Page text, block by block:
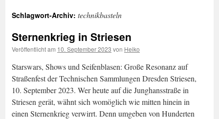
Schlagwort-Archiv: technikbasteln
Sternenkrieg in Striesen
Veröffentlicht am 10. September 2023 von Heiko
Starswars, Shows und Seifenblasen: Große Resonanz auf
Straßenfest der Technischen Sammlungen Dresden Striesen,
10. September 2023. Wer heute auf die Junghansstraße in
Striesen gerät, wähnt sich womöglich wie mitten hinein in
einen Sternenkrieg verwirrt. Denn umgeben von Hunderten